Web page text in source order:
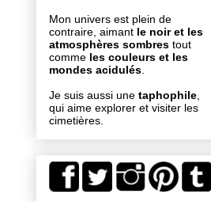
Mon univers est plein de
contraire, aimant le noir et les
atmosphères sombres tout
comme les couleurs et les
mondes acidulés
Je suis aussi une taphophile
qui aime explorer et visiter les
cimetières.